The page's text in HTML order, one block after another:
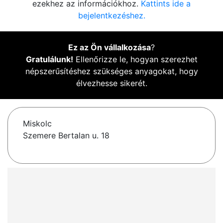
ezekhez az információkhoz. Kattints ide a
bejelentkezéshez.
Ez az Ön vállalkozása?
Gratulálunk! Ellenőrizze le, hogyan szerezhet
népszerűsítéshez szükséges anyagokat, hogy
élvezhesse sikerét.
Miskolc
Szemere Bertalan u. 18